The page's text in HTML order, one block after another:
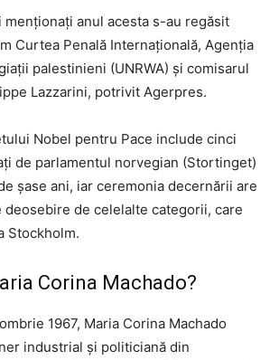
anul acesta s-au regăsit
Curtea Penală Internațională, Agenția
palestinieni (UNRWA) și comisarul
Lazzarini, potrivit Agerpres.
Nobel pentru Pace include cinci
de parlamentul norvegian (Stortinget)
șase ani, iar ceremonia decernării are
deosebire de celelalte categorii, care
Stockholm.
Corina Machado?
1967, Maria Corina Machado
industrial și politiciană din